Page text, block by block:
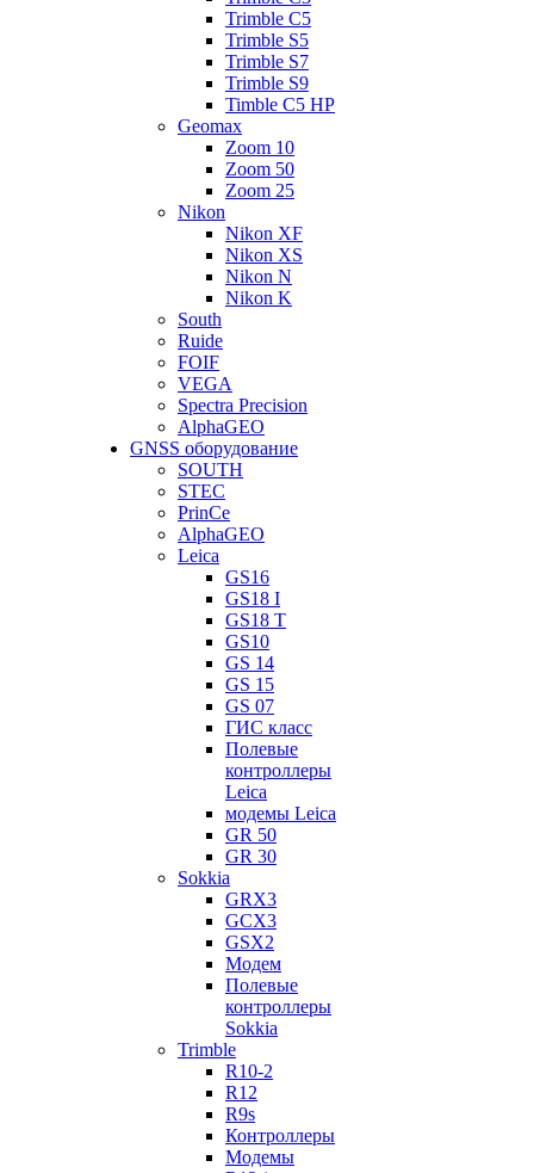
Trimble C5
Trimble S5
Trimble S7
Trimble S9
Timble C5 HP
Geomax
Zoom 10
Zoom 50
Zoom 25
Nikon
Nikon XF
Nikon XS
Nikon N
Nikon K
South
Ruide
FOIF
VEGA
Spectra Precision
AlphaGEO
GNSS оборудование
SOUTH
STEC
PrinCe
AlphaGEO
Leica
GS16
GS18 I
GS18 T
GS10
GS 14
GS 15
GS 07
ГИС класс
Полевые
контроллеры
Leica
модемы Leica
GR 50
GR 30
Sokkia
GRX3
GCX3
GSX2
Модем
Полевые
контроллеры
Sokkia
Trimble
R10-2
R12
R9s
Контроллеры
Модемы